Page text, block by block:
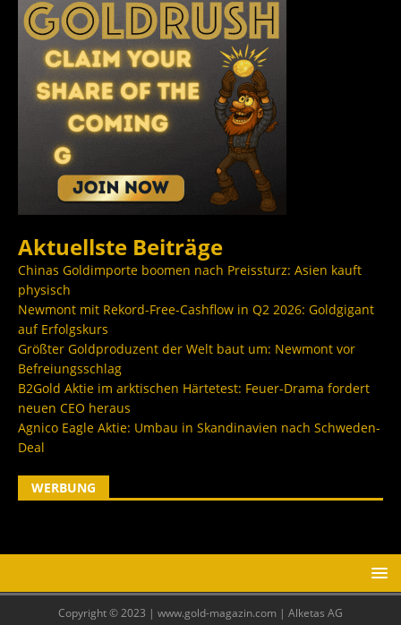
Aktuellste Beiträge
Chinas Goldimporte boomen nach Preissturz: Asien kauft
physisch
Newmont mit Rekord-Free-Cashflow in Q2 2026: Goldgigant
auf Erfolgskurs
Größter Goldproduzent der Welt baut um: Newmont vor
Befreiungsschlag
B2Gold Aktie im arktischen Härtetest: Feuer-Drama fordert
neuen CEO heraus
Agnico Eagle Aktie: Umbau in Skandinavien nach Schweden-
Deal
WERBUNG
Copyright © 2023 | www.gold-magazin.com | Alketas AG